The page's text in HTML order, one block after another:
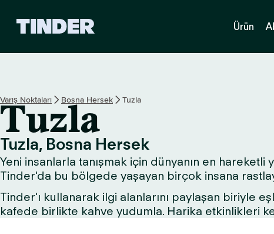
A
S
a
y
f
Ürün
Varış Noktaları Bosna Hersek Tuzla
Tuzla
Tuzla, Bosna Hersek
Yeni insanlarla tanışmak için dünyanın en
Tinder'da bu bölgede yaşayan birçok insana
Tinder'ı kullanarak ilgi alanlarını paylaşan biriyle
kafede birlikte kahve yudumla. Harika etkinlikleri